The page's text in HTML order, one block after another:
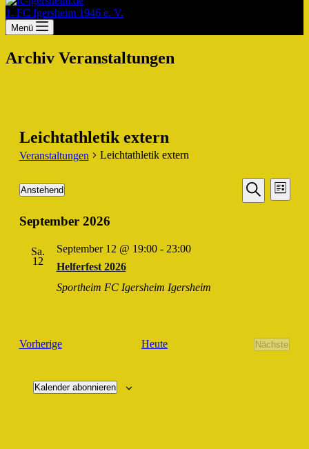
1. FC Igersheim 1946 e. V.
Menü
Archiv Veranstaltungen
Leichtathletik extern
Veranstaltungen Leichtathletik extern
Veranstaltungen
Suche
Suche
Liste
Anstehend
wählen.
September 2026
Sa.
12
Helferfest 2026
September 12 @ 19:00- 23:00
Sportheim FC Igersheim Igersheim
VorherigeVeranstaltungen Heute
Nächste
Kalender abonnieren